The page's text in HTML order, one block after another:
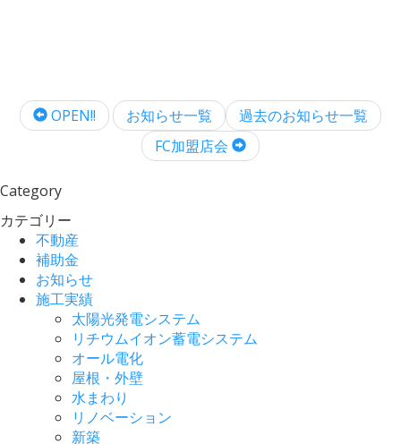
OPEN!! お知らせ一覧
過去のお知らせ一覧
FC加盟店会
Category
カテゴリー
不動産
補助金
お知らせ
施工実績
太陽光発電システム
リチウムイオン蓄電システム
オール電化
屋根・外壁
水まわり
リノベーション
新築